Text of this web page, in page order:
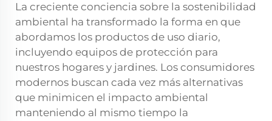
La creciente conciencia sobre la sostenibilidad
ambiental ha transformado la forma en que
abordamos los productos de uso diario,
incluyendo equipos de protección para
nuestros hogares y jardines. Los consumidores
modernos buscan cada vez más alternativas
que minimicen el impacto ambiental
manteniendo al mismo tiempo la